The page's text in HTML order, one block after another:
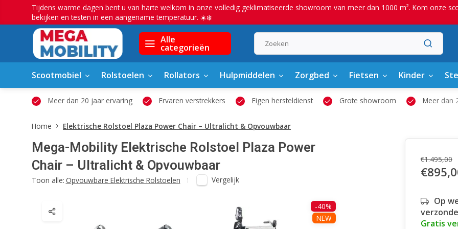
Tijdens warme dagen bent u van harte welkom in onze volledig geklimatiseerde showroom van meer dan 1000 m². Kom onze
bekijken en testen in een aangename temperatuur. ☀️❄️
Alle
categorieën
Scootmobiel Rolstoelen Rollators Hulpmiddelen Zorgbed Fietsen Kinder
Meer dan 20 jaar ervaring Ervaren verstrekkers Eigen hersteldienst Grote showroom Meer dan
Home Elektrische Rolstoel Plaza Power Chair – Ultralicht & Opvouwbaar
Mega-Mobility Elektrische Rolstoel Plaza Power
Chair – Ultralicht & Opvouwbaar
Toon alle: Opvouwbare Elektrische Rolstoelen Vergelijk
-40%
NEW
€1.495,00
Op
Gratis